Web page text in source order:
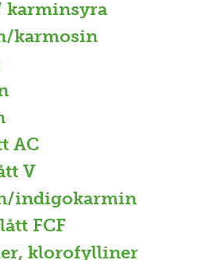
karminsyra
karmosin
AC
V
indigokarmin
FCF
klorofylliner